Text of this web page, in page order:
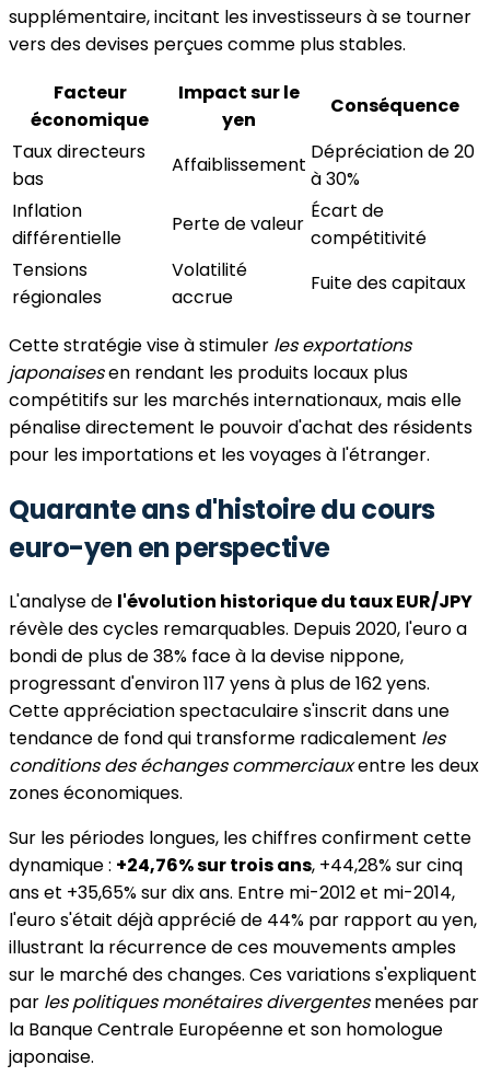
supplémentaire, incitant les investisseurs à se tourner
vers des devises perçues comme plus stables.
Facteur
économique
Impact sur le
yen
Conséquence
Taux directeurs
bas
Affaiblissement
Dépréciation de 20
à 30%
Inflation
différentielle
Perte de valeur
Écart de
compétitivité
Tensions
régionales
Volatilité
accrue
Fuite des capitaux
Cette stratégie vise à stimuler les exportations
japonaisesen rendant les produits locaux plus
compétitifs sur les marchés internationaux, mais elle
pénalise directement le pouvoir d'achat des résidents
pour les importations et les voyages à l'étranger.
Quarante ans d'histoire du cours
euro-yen en perspective
L'analyse de l'évolution historique du taux EUR/JPY
révèle des cycles remarquables. Depuis 2020, l'euro a
bondi de plus de 38% face à la devise nippone,
progressant d'environ 117 yens à plus de 162 yens.
Cette appréciation spectaculaire s'inscrit dans une
tendance de fond qui transforme radicalement les
conditions des échanges commerciauxentre les deux
zones économiques.
Sur les périodes longues, les chiffres confirment cette
dynamique : +24,76% sur trois ans, +44,28% sur cinq
ans et +35,65% sur dix ans. Entre mi-2012 et mi-2014,
l'euro s'était déjà apprécié de 44% par rapport au yen,
illustrant la récurrence de ces mouvements amples
sur le marché des changes. Ces variations s'expliquent
par les politiques monétaires divergentesmenées par
la Banque Centrale Européenne et son homologue
japonaise.